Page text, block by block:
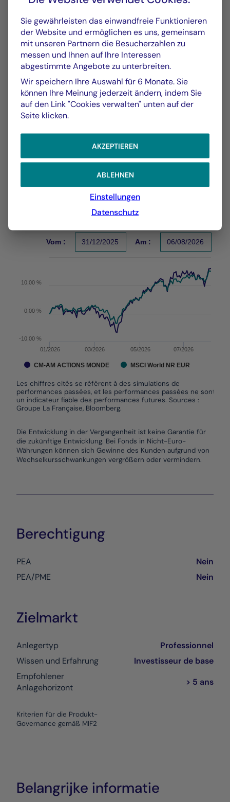
GRAFIK TABELLE
Wertentwicklung im
Vergleich zum Referenzindex
Am 06.08.2026
Les chiffres cités se réfèrent à des simulations de
The chart has 1 X axis displaying Time. Data ranges
Les chiffres cités se réfèrent à des simulations de
performances passées, et les performances passées ne sont pas
un indicateur fiable des performances futures. Sources :
Groupe La Française, Bloomberg.
01/2026 03/2026 05/2026 07/2026
0,00 %
-10,00 %
10,00 %
Vom : 31/12/2025 Am : 06/08/2026
CM-AM ACTIONS MONDE MSCI World NR EUR
Die Entwicklung in der Vergangenheit ist keine Garantie für
die zukünftige Entwicklung. Bei Fonds in Nicht-Euro-
Währungen können sich Gewinne des Kunden aufgrund von
Wechselkursschwankungen vergrößern oder vermindern.
Berechtigung
PEA
Nein
PEA/PME
Nein
Zielmarkt
Anlegertyp
Professionnel
Wissen und Erfahrung
Investisseur de base
Empfohlener
Anlagehorizont
> 5 ans
Kriterien für die Produkt-
Governance gemäß MIF2
Belangrijke informatie
Sie gewährleisten das einwandfreie Funktionieren
der Website und ermöglichen es uns, gemeinsam
mit unseren Partnern die Besucherzahlen zu
messen und Ihnen auf Ihre Interessen
abgestimmte Angebote zu unterbreiten.
Wir speichern Ihre Auswahl für 6 Monate. Sie
können Ihre Meinung jederzeit ändern, indem Sie
auf den Link "Cookies verwalten" unten auf der
Seite klicken.
AKZEPTIEREN
ABLEHNEN
Einstellungen
Datenschutz